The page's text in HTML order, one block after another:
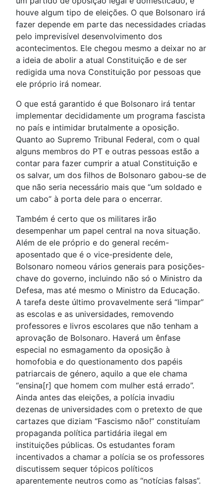
houve algum tipo de eleições. O que Bolsonaro irá
fazer depende em parte das necessidades criadas
pelo imprevisível desenvolvimento dos
acontecimentos. Ele chegou mesmo a deixar no ar
a ideia de abolir a atual Constituição e de ser
redigida uma nova Constituição por pessoas que
ele próprio irá nomear.
O que está garantido é que Bolsonaro irá tentar
implementar decididamente um programa fascista
no país e intimidar brutalmente a oposição.
Quanto ao Supremo Tribunal Federal, com o qual
alguns membros do PT e outras pessoas estão a
contar para fazer cumprir a atual Constituição e
os salvar, um dos filhos de Bolsonaro gabou-se de
que não seria necessário mais que “um soldado e
um cabo” à porta dele para o encerrar.
Também é certo que os militares irão
desempenhar um papel central na nova situação.
Além de ele próprio e do general recém-
aposentado que é o vice-presidente dele,
Bolsonaro nomeou vários generais para posições-
chave do governo, incluindo não só o Ministro da
Defesa, mas até mesmo o Ministro da Educação.
A tarefa deste último provavelmente será “limpar”
as escolas e as universidades, removendo
professores e livros escolares que não tenham a
aprovação de Bolsonaro. Haverá um ênfase
especial no esmagamento da oposição à
homofobia e do questionamento dos papéis
patriarcais de género, aquilo a que ele chama
“ensina[r] que homem com mulher está errado”.
Ainda antes das eleições, a polícia invadiu
dezenas de universidades com o pretexto de que
cartazes que diziam “Fascismo não!” constituíam
propaganda política partidária ilegal em
instituições públicas. Os estudantes foram
incentivados a chamar a polícia se os professores
discutissem sequer tópicos políticos
aparentemente neutros como as “notícias falsas”.